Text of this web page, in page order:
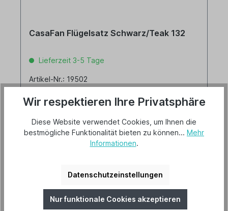
CasaFan Flügelsatz Schwarz/Teak 132
Lieferzeit 3-5 Tage
Artikel-Nr.: 19502
Details
Wir respektieren Ihre Privatsphäre
Diese Website verwendet Cookies, um Ihnen die
bestmögliche Funktionalität bieten zu können... Mehr
Informationen.
Datenschutzeinstellungen
Nur funktionale Cookies akzeptieren